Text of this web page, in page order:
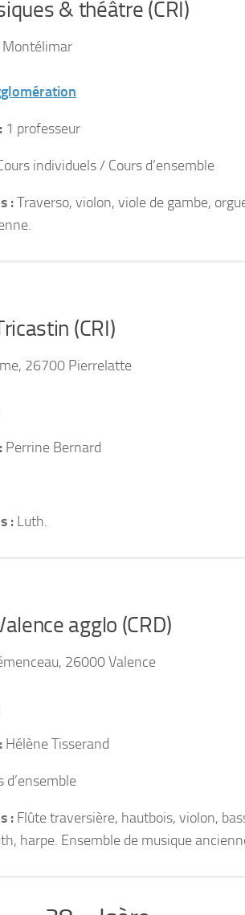
& théâtre (CRI)
Montélimar
1 professeur
individuels / Cours d’ensemble
:Traverso, violon, viole de gambe,
(CRI)
26700 Pierrelatte
Perrine Bernard
: Luth.
agglo (CRD)
26000 Valence
Hélène Tisserand
d’ensemble
: Flûte traversière, hautbois, violon,
harpe. Ensemble de musique